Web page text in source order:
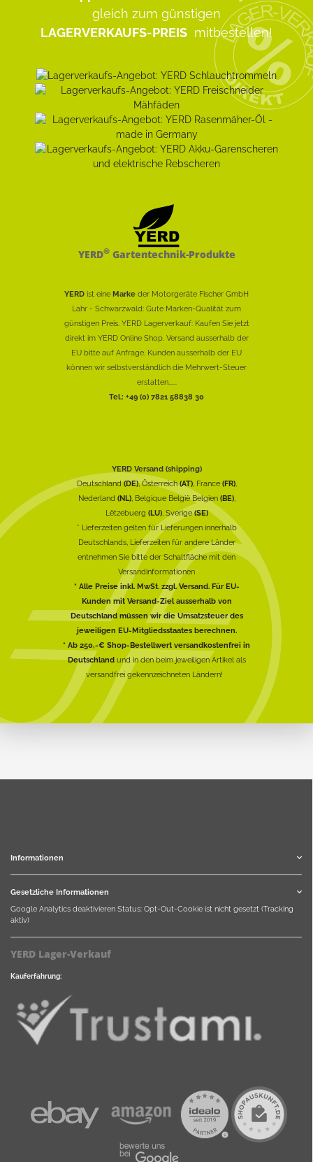
gleich zum günstigen
LAGERVERKAUFS-PREIS mitbestellen!
YERD®Gartentechnik-Produkte
YERD ist eine Marke der Motorgeräte Fischer GmbH
Lahr - Schwarzwald: Gute Marken-Qualität zum
günstigen Preis. YERD Lagerverkauf: Kaufen Sie jetzt
direkt im YERD Online Shop. Versand ausserhalb der
EU bitte auf Anfrage. Kunden ausserhalb der EU
können wir selbstverständlich die Mehrwert-Steuer
erstatten......
Tel.: +49 (0) 7821 58838 30
YERD Versand (shipping)
Deutschland(DE), Österreich(AT), France (FR),
Nederland (NL), Belgique België Belgien (BE),
Lëtzebuerg (LU), Sverige(SE)
* Lieferzeiten gelten für Lieferungen innerhalb
Deutschlands, Lieferzeiten für andere Länder
entnehmen Sie bitte der Schaltfläche mit den
Versandinformationen
* Alle Preise inkl. MwSt. zzgl. Versand. Für EU-
Kunden mit Versand-Ziel ausserhalb von
Deutschland müssen wir die Umsatzsteuer des
jeweiligen EU-Mitgliedsstaates berechnen.
* Ab 250,-€ Shop-Bestellwert versandkostenfrei in
Deutschlandund in den beim jeweiligen Artikel als
versandfrei gekennzeichneten Ländern!
Informationen
Gesetzliche Informationen
Google Analytics deaktivieren Status: Opt-Out-Cookie ist nicht gesetzt (Tracking
aktiv)
YERD Lager-Verkauf
Kauferfahrung: